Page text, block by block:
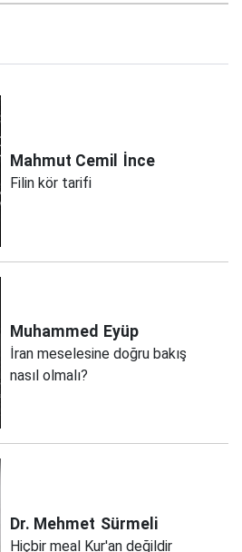
Mahmut Cemil İnce
Filin kör tarifi
Muhammed Eyüp
İran meselesine doğru bakış
nasıl olmalı?
Dr. Mehmet Sürmeli
Hiçbir meal Kur'an değildir